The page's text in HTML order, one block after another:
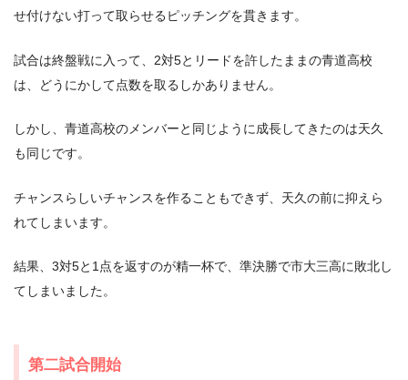
せ付けない打って取らせるピッチングを貫きます。
試合は終盤戦に入って、2対5とリードを許したままの青道高校
は、どうにかして点数を取るしかありません。
しかし、青道高校のメンバーと同じように成長してきたのは天久
も同じです。
チャンスらしいチャンスを作ることもできず、天久の前に抑えら
れてしまいます。
結果、3対5と1点を返すのが精一杯で、準決勝で市大三高に敗北し
てしまいました。
第二試合開始